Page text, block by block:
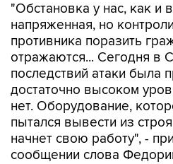
"Обстановка у нас, как и
напряженная, но
противника поразить
отражаются... Сегодня в
последствий атаки была
достаточно высоком
нет. Оборудование,
пытался вывести из
начнет свою работу", -
сообщении слова